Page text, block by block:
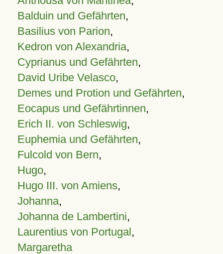
Balduin und Gefährten,
Basilius von Parion,
Kedron von Alexandria,
Cyprianus und Gefährten,
David Uribe Velasco,
Demes und Protion und Gefährten,
Eocapus und Gefährtinnen,
Erich II. von Schleswig,
Euphemia und Gefährten,
Fulcold von Bern,
Hugo,
Hugo III. von Amiens,
Johanna,
Johanna de Lambertini,
Laurentius von Portugal,
Margaretha